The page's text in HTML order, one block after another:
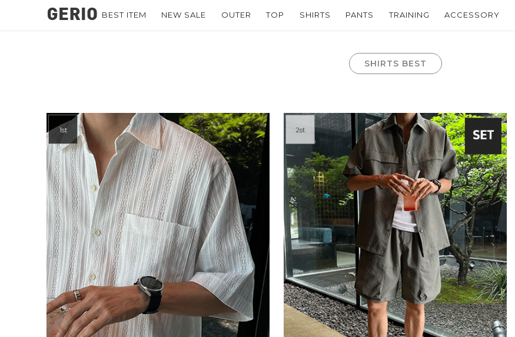
BEST ITEM NEW SALE OUTER TOP SHIRTS PANTS TRAINING ACCESSORY
SHIRTS BEST
1st 2st